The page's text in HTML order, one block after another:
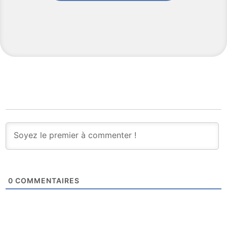
0 COMMENTAIRES